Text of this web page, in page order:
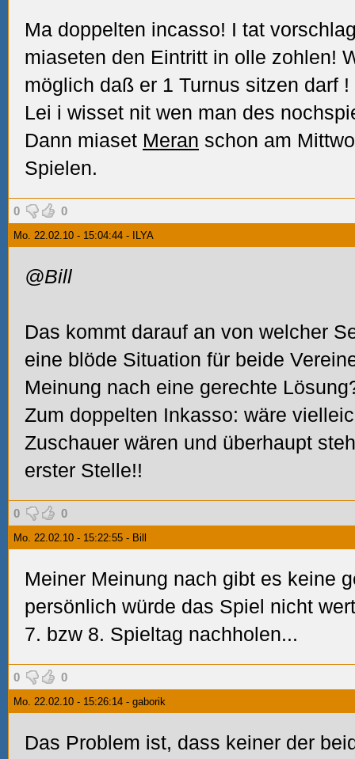
Ma doppelten incasso! I tat
miaseten den Eintritt in olle zohlen!
möglich daß er 1 Turnus sitzen darf !
Lei i wisset nit wen man des
Dann miaset Meran schon am
Spielen.
0 0
Mo. 22.02.10 - 15:04:44 - ILYA
@Bill
Das kommt darauf an von welcher
eine blöde Situation für beide
Meinung nach eine gerechte
Zum doppelten Inkasso: wäre
Zuschauer wären und überhaupt
erster Stelle!!
0 0
Mo. 22.02.10 - 15:22:55 - Bill
Meiner Meinung nach gibt es keine
persönlich würde das Spiel nicht
7. bzw 8. Spieltag nachholen...
0 0
Mo. 22.02.10 - 15:26:14 - gaborik
Das Problem ist, dass keiner der